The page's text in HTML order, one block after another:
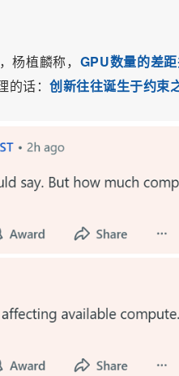
杨植麟称， GPU数量的差
话： 创新往往诞生于约束